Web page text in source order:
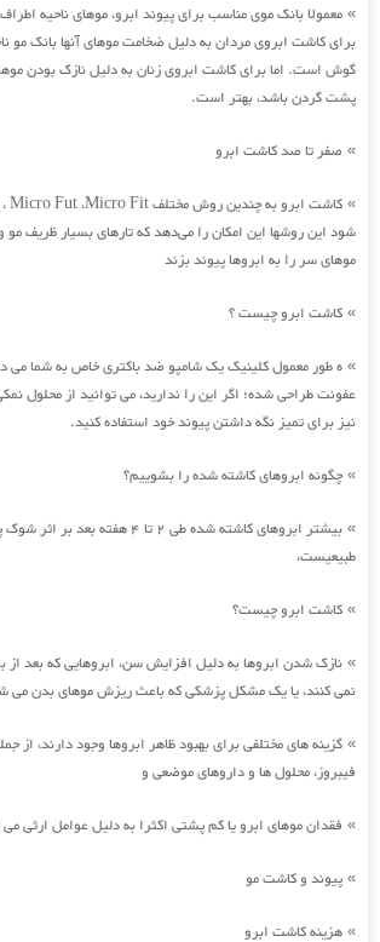
» معمولا بانک موی مناسب برای پیوند ابرو، موهای ناحیه
برای کاشت ابروی مردان به دلیل ضخامت موهای آنها بانک
گوش است. اما برای کاشت ابروی زنان به دلیل نازک بودن
پشت گردن باشد، بهتر است.
» صفر تا صد کاشت ابرو
»
شود این روشها این امکان را می‌دهد که تارهای بسیار ظریف
موهای سر را به ابروها پیوند بزند
» کاشت ابرو چیست ؟
» ه طور معمول کلینیک یک شامپو ضد باکتری خاص به شما می
عفونت طراحی شده؛ اگر این را ندارید، می توانید از محلول
نیز برای تمیز نگه داشتن پیوند خود استفاده کنید.
» چگونه ابروهای کاشته شده را بشوییم؟
»
بیشتر ابروهای کاشته شده طی 2 تا 4
طبیعیست،
» کاشت ابرو چیست؟
» نازک شدن ابروها به دلیل افزایش سن، ابروهایی که بعد
نمی کنند، یا یک مشکل پزشکی که باعث ریزش موهای بدن می
» گزینه های مختلفی برای بهبود ظاهر ابروها وجود دارند، از
فیبروز، محلول ها و داروهای موضعی و
» فقدان موهای ابرو یا کم پشتی اکثرا به دلیل عوامل ارثی
» پیوند و کاشت مو
» هزینه کاشت ابرو